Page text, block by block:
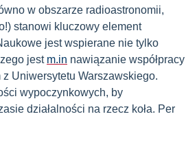
w obszarze radioastronomii,
stanowi kluczowy element
jest wspierane nie tylko
jest m.in nawiązanie współpracy
Uniwersytetu Warszawskiego.
wypoczynkowych, by
działalności na rzecz koła. Per